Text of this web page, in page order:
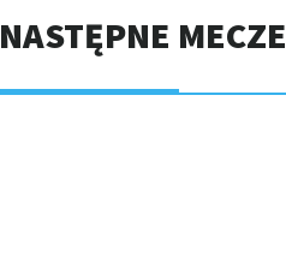
NASTĘPNE MECZE